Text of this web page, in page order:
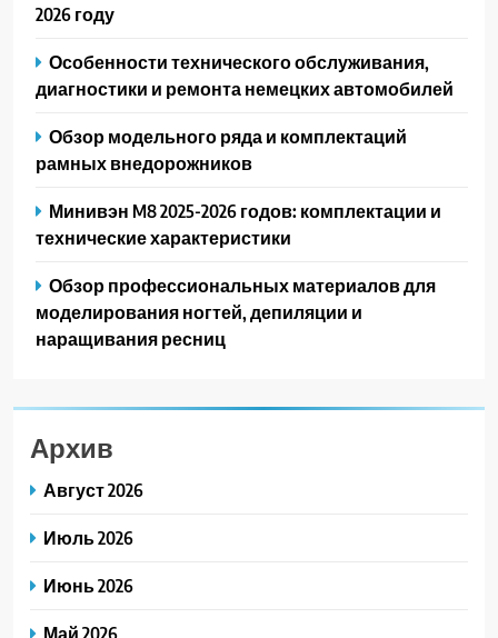
2026 году
Особенности технического обслуживания,
диагностики и ремонта немецких автомобилей
Обзор модельного ряда и комплектаций
рамных внедорожников
Минивэн M8 2025-2026 годов: комплектации и
технические характеристики
Обзор профессиональных материалов для
моделирования ногтей, депиляции и
наращивания ресниц
Архив
Август 2026
Июль 2026
Июнь 2026
Май 2026